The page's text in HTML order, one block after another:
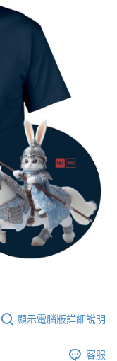
顯示電腦版詳細說明
客服